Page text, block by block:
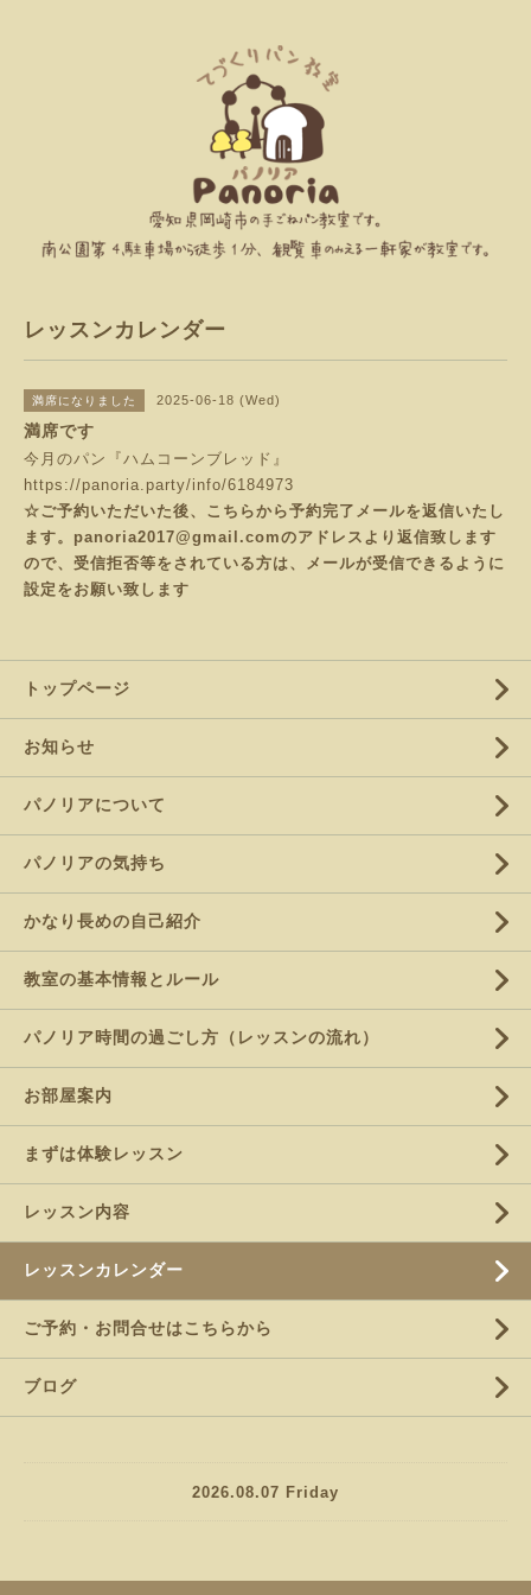
レッスンカレンダー
満席になりました 2025-06-18 (Wed)
満席です
今月のパン『ハムコーンブレッド』
https://panoria.party/info/6184973
☆ご予約いただいた後、こちらから予約完了メールを返信いたし
ます。panoria2017@gmail.comのアドレスより返信致します
ので、受信拒否等をされている方は、メールが受信できるように
設定をお願い致します
トップページ
お知らせ
パノリアについて
パノリアの気持ち
かなり長めの自己紹介
教室の基本情報とルール
パノリア時間の過ごし方（レッスンの流れ）
お部屋案内
まずは体験レッスン
レッスン内容
レッスンカレンダー
ご予約・お問合せはこちらから
ブログ
2026.08.07 Friday